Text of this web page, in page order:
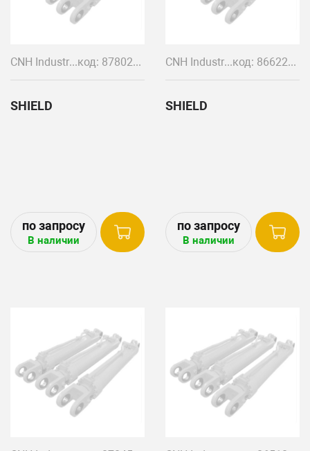
CNH Industrial код: 87802769
SHIELD
В наличии
CNH Industrial код: 86622479
SHIELD
В наличии